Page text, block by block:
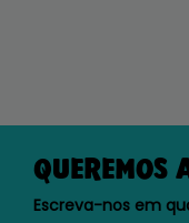
QUEREMOS
Escreva-nos em